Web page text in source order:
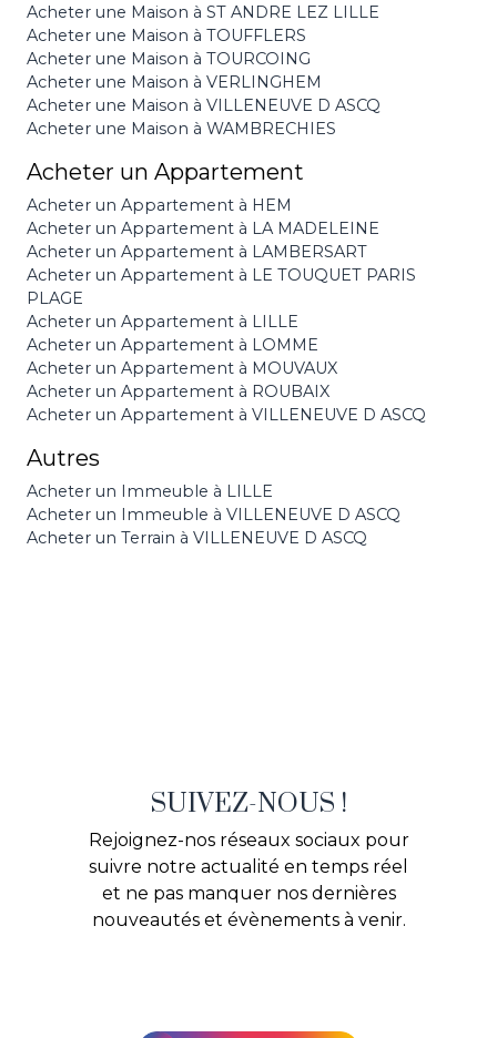
Acheter une Maison à ST ANDRE LEZ LILLE
Acheter une Maison à TOUFFLERS
Acheter une Maison à TOURCOING
Acheter une Maison à VERLINGHEM
Acheter une Maison à VILLENEUVE D ASCQ
Acheter une Maison à WAMBRECHIES
Acheter un Appartement
Acheter un Appartement à HEM
Acheter un Appartement à LA MADELEINE
Acheter un Appartement à LAMBERSART
Acheter un Appartement à LE TOUQUET PARIS
PLAGE
Acheter un Appartement à LILLE
Acheter un Appartement à LOMME
Acheter un Appartement à MOUVAUX
Acheter un Appartement à ROUBAIX
Acheter un Appartement à VILLENEUVE D ASCQ
Autres
Acheter un Immeuble à LILLE
Acheter un Immeuble à VILLENEUVE D ASCQ
Acheter un Terrain à VILLENEUVE D ASCQ
SUIVEZ-NOUS !
Rejoignez-nos réseaux sociaux pour
suivre notre actualité en temps réel
et ne pas manquer nos dernières
nouveautés et évènements à venir.